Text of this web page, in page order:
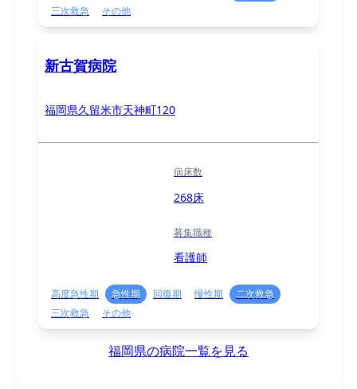
三次救急
その他
新古賀病院
福岡県久留米市天神町120
病床数
268床
募集職種
看護師
高度急性期 急性期 回復期 慢性期
二次救急
三次救急
その他
福岡県の病院一覧を見る